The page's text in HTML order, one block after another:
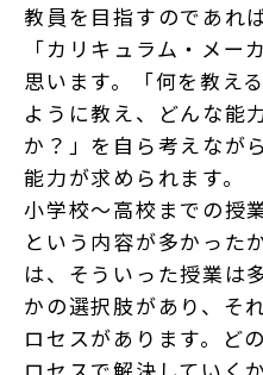
教員を目指すのであれ
「カリキュラム・メー
思います。「何を教え
ように教え、どんな能
か？」を自ら考えなが
能力が求められます。
小学校～高校までの授
という内容が多かった
は、そういった授業は
かの選択肢があり、そ
ロセスがあります。ど